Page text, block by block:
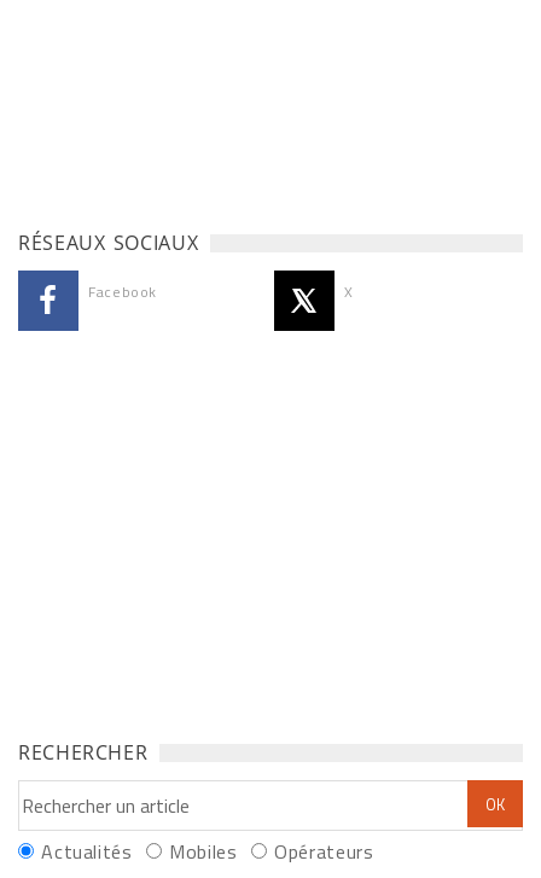
RÉSEAUX SOCIAUX
Facebook X
RECHERCHER
Actualités Mobiles Opérateurs